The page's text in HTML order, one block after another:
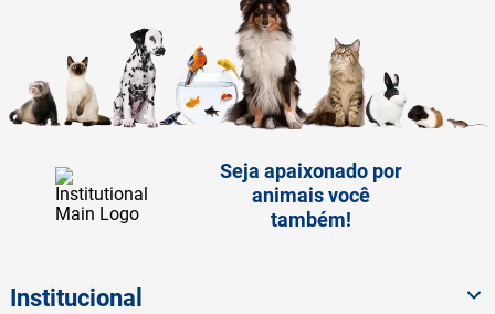
Seja apaixonado por
animais você
também!
Institucional